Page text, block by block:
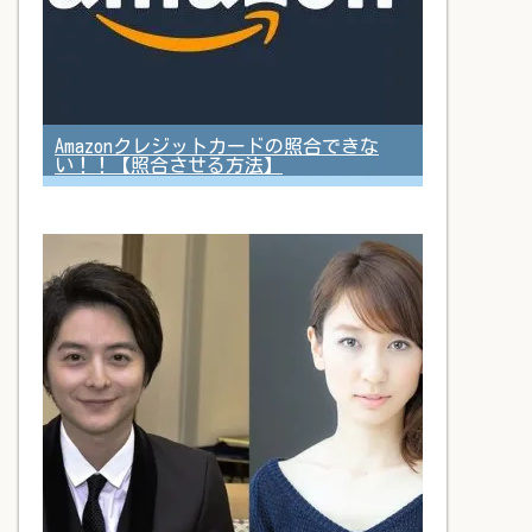
Amazonクレジットカードの照合できな
い！！【照合させる方法】